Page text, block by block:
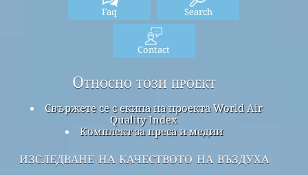
Faq Search
Contact
Относно този проект
Свържете се с екипа на проекта World Air
Quality Index
Комплект за преса и медии
изследване на качеството на въздуха